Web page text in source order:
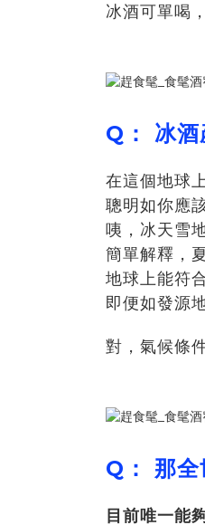
冰酒可單喝
Q： 冰
在這個地球
聰明如你應
咦，冰天雪
簡單解釋，
地球上能符
即便如發源
對，氣候條
Q： 那全
目前唯一能